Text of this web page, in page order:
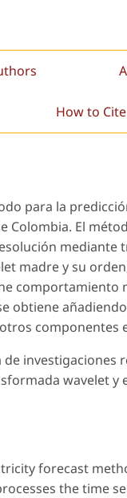
How to Cite
para la
Colombia. El
mediante
madre y su
obtiene
investigaciones
wavelet
forecast
the time